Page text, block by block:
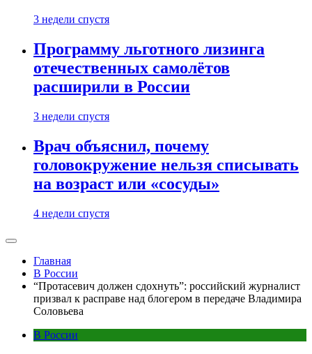
3 недели спустя
Программу льготного лизинга
отечественных самолётов
расширили в России
3 недели спустя
Врач объяснил, почему
головокружение нельзя списывать
на возраст или «сосуды»
4 недели спустя
Главная
В России
“Протасевич должен сдохнуть”: российский журналист
призвал к расправе над блогером в передаче Владимира
Соловьева
В России